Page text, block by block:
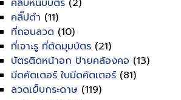
คลิ๊บหนีบบัตร (2)
คลิ๊ปดำ (11)
ที่ถอนลวด (10)
ที่เจาะรู ที่ตัดมุมบัตร (21)
บัตรติดหน้าอก ป้ายคล้องคอ (13)
มีดคัตเตอร์ ใบมีดคัตเตอร์ (81)
ลวดเย็บกระดาษ (119)